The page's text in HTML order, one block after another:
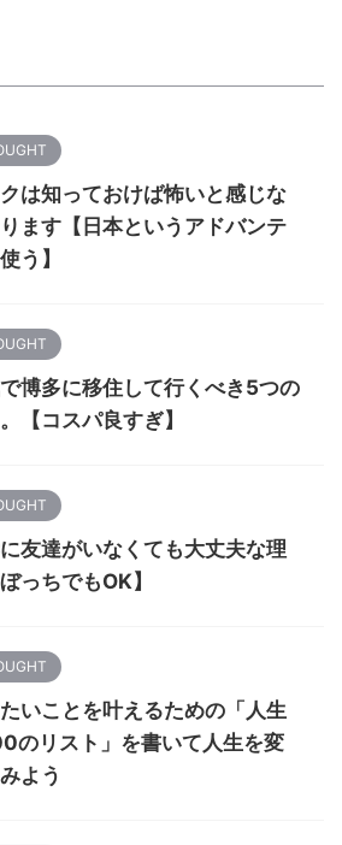
は知っておけば怖いと感じな
ます【日本というアドバンテ
う】
博多に移住して行くべき5つの
【コスパ良すぎ】
友達がいなくても大丈夫な理
っちでもOK】
いことを叶えるための「人生
のリスト」を書いて人生を変
よう